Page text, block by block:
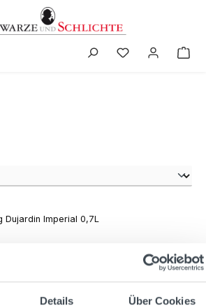
Details Über Cookies